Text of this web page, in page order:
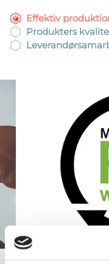
Effektiv
Produkters